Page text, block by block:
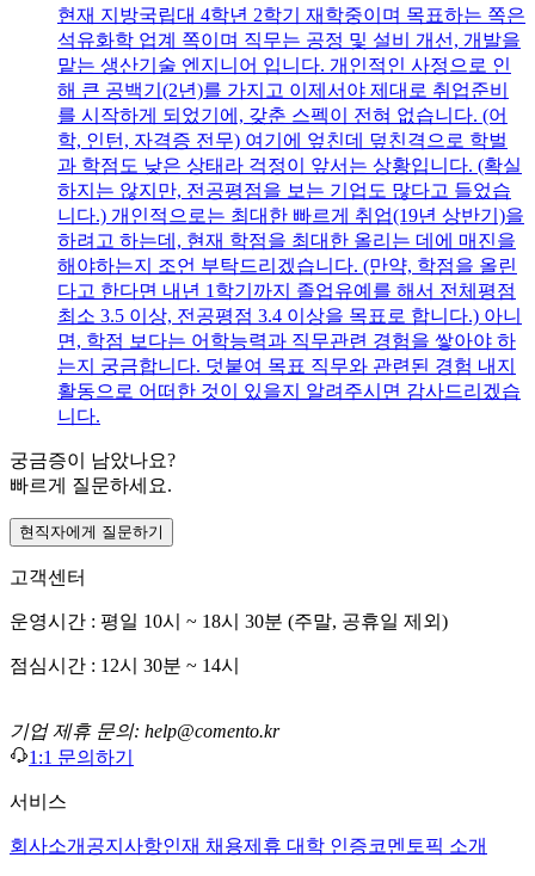
현재 지방국립대 4학년 2학기 재학중이며 목표하는 쪽은
석유화학 업계 쪽이며 직무는 공정 및 설비 개선, 개발을
맡는 생산기술 엔지니어 입니다. 개인적인 사정으로 인
해 큰 공백기(2년)를 가지고 이제서야 제대로 취업준비
를 시작하게 되었기에, 갖춘 스펙이 전혀 없습니다. (어
학, 인턴, 자격증 전무) 여기에 엎친데 덮친격으로 학벌
과 학점도 낮은 상태라 걱정이 앞서는 상황입니다. (확실
하지는 않지만, 전공평점을 보는 기업도 많다고 들었습
니다.) 개인적으로는 최대한 빠르게 취업(19년 상반기)을
하려고 하는데, 현재 학점을 최대한 올리는 데에 매진을
해야하는지 조언 부탁드리겠습니다. (만약, 학점을 올린
다고 한다면 내년 1학기까지 졸업유예를 해서 전체평점
최소 3.5 이상, 전공평점 3.4 이상을 목표로 합니다.) 아니
면, 학점 보다는 어학능력과 직무관련 경험을 쌓아야 하
는지 궁금합니다. 덧붙여 목표 직무와 관련된 경험 내지
활동으로 어떠한 것이 있을지 알려주시면 감사드리겠습
니다.
궁금증이 남았나요?
빠르게 질문하세요.
현직자에게 질문하기
고객센터
운영시간 : 평일 10시 ~ 18시 30분 (주말, 공휴일 제외)
점심시간 : 12시 30분 ~ 14시
기업 제휴 문의: help@comento.kr
1:1 문의하기
서비스
회사소개 공지사항인재 채용제휴 대학 인증코멘토픽 소개